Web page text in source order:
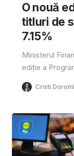
O nouă
titluri de
7.15%
Ministerul
ediție a
Cristi